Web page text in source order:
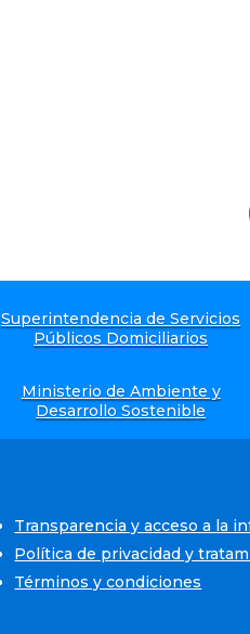
Superintendencia de Servicios
Públicos Domiciliarios
Ministerio de Ambiente y
Desarrollo Sostenible
Transparencia y acceso a la
Política de privacidad y
Términos y condiciones